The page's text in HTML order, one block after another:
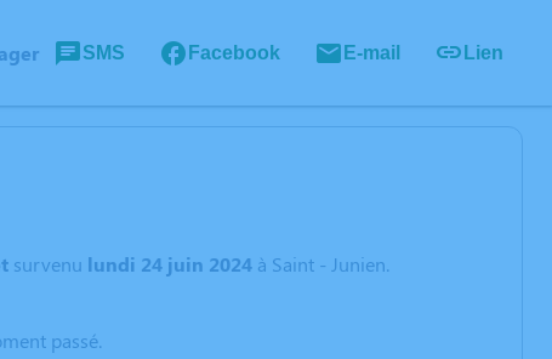
SMS Facebook E-mail Lien
survenu lundi 24 juin 2024 à Saint - Junien.
passé.